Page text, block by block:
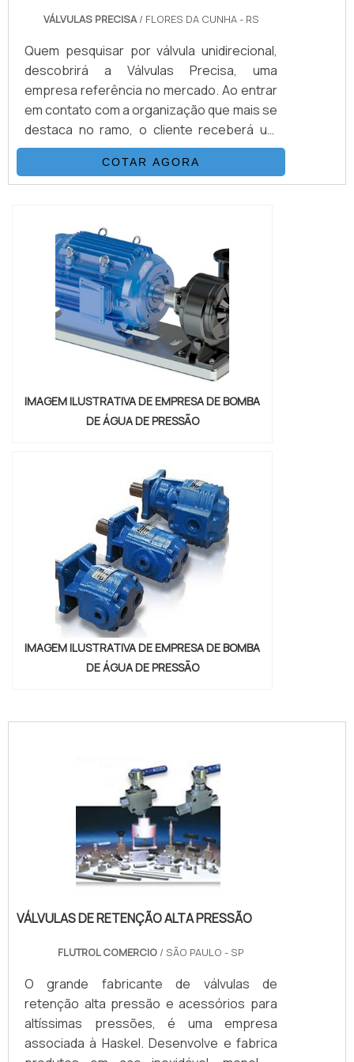
VÁLVULAS PRECISA/ FLORES DA CUNHA - RS
Quem pesquisar por válvula unidirecional,
descobrirá a Válvulas Precisa, uma
empresa referência no mercado. Ao entrar
em contato com a organização que mais se
destaca no ramo, o cliente receberá um
suporte completo para sanar eventuais
dúvidas sobre o produto a ser
adquirido.Quando o interesse é por válvula
profissionais da Válvulas Precisa o cliente
encontrará excelente custo-benefício e
diversas opções d...
COTAR AGORA
IMAGEM ILUSTRATIVA DE EMPRESA DE BOMBA
DE ÁGUA DE PRESSÃO
IMAGEM ILUSTRATIVA DE EMPRESA DE BOMBA
DE ÁGUA DE PRESSÃO
VÁLVULAS DE RETENÇÃO ALTA PRESSÃO
FLUTROL COMERCIO / SÃO PAULO - SP
O grande fabricante de válvulas de
retenção alta pressão e acessórios para
altíssimas pressões, é uma empresa
associada à Haskel. Desenvolve e fabrica